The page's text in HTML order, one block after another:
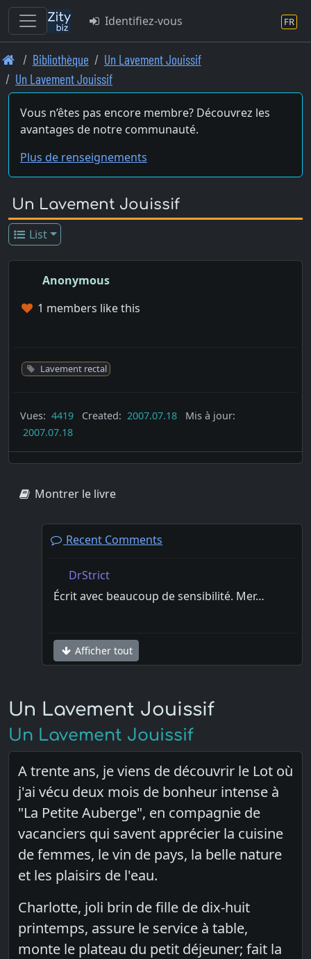
Skip
to
main
content
Identifiez-vous FR
Bibliothèque
Un Lavement Jouissif
Un Lavement Jouissif
Vous n’êtes pas encore membre? Découvrez les
avantages de notre communauté.
Plus de renseignements
Un Lavement Jouissif
List
Anonymous
1 members like this
Lavement rectal
Vues: 4419 Created: 2007.07.18
Mis à jour:
2007.07.18
Montrer le livre
Recent Comments
DrStrict
Écrit avec beaucoup de sensibilité. Mer…
Afficher tout
Un Lavement Jouissif
Un Lavement Jouissif
A trente ans, je viens de découvrir le Lot où
j'ai vécu deux mois de bonheur intense à
"La Petite Auberge", en compagnie de
vacanciers qui savent apprécier la cuisine
de femmes, le vin de pays, la belle nature
et les plaisirs de l'eau.
Charlotte, joli brin de fille de dix-huit
printemps, assure le service à table,
monte le plateau du petit déjeuner; fait la